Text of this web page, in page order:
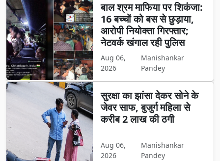
बाल श्रम माफिया पर शिकंजा:
16 बच्चों को बस से छुड़ाया,
आरोपी नियोक्ता गिरफ्तार;
नेटवर्क खंगाल रही पुलिस
Aug 06,
2026
Manishankar
Pandey
सुरक्षा का झांसा देकर सोने के
जेवर साफ, बुजुर्ग महिला से
करीब 2 लाख की ठगी
Aug 06,
2026
Manishankar
Pandey